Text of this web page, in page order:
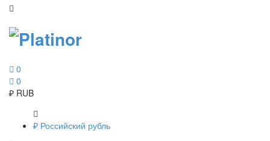
0
0
₽ RUB
₽ Российский рубль